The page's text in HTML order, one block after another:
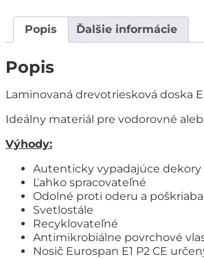
Popis Ďalšie informácie
Popis
Laminovaná drevotriesková doska
Ideálny materiál pre vodorovné
Výhody:
Autenticky vypadajúce dekory
Ľahko spracovateľné
Odolné proti oderu a
Svetlostále
Recyklovateľné
Antimikrobiálne povrchové
Nosič Eurospan E1 P2 CE